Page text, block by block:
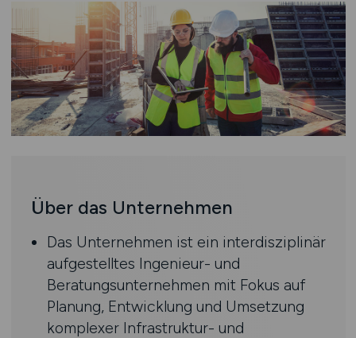
Über das Unternehmen
Das Unternehmen ist ein interdisziplinär
aufgestelltes Ingenieur- und
Beratungsunternehmen mit Fokus auf
Planung, Entwicklung und Umsetzung
komplexer Infrastruktur- und